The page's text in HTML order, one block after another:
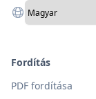
Fordítás
PDF fordítása